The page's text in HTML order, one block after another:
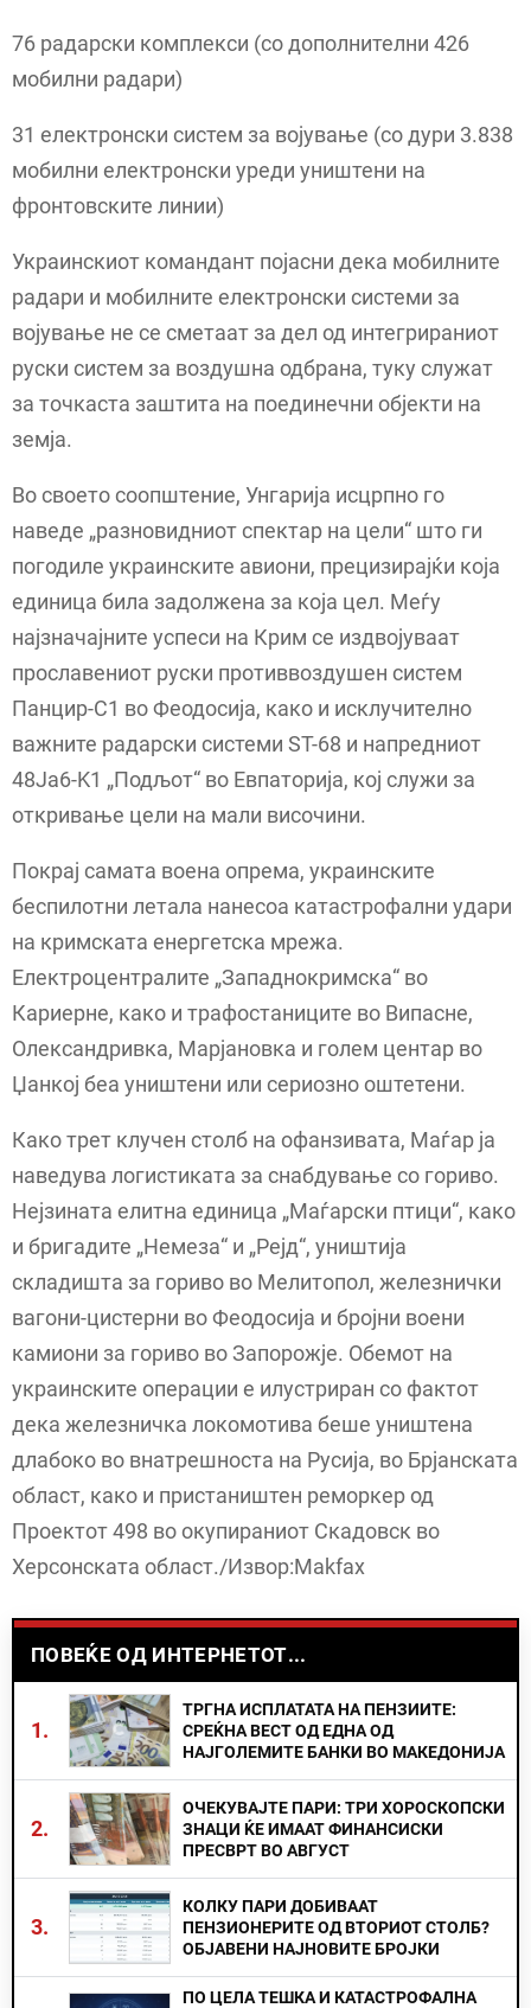
76 радарски комплекси (со дополнителни 426
мобилни радари)
31 електронски систем за војување (со дури 3.838
мобилни електронски уреди уништени на
фронтовските линии)
Украинскиот командант појасни дека мобилните
радари и мобилните електронски системи за
војување не се сметаат за дел од интегрираниот
руски систем за воздушна одбрана, туку служат
за точкаста заштита на поединечни објекти на
земја.
Во своето соопштение, Унгарија исцрпно го
наведе „разновидниот спектар на цели“ што ги
погодиле украинските авиони, прецизирајќи која
единица била задолжена за која цел. Меѓу
најзначајните успеси на Крим се издвојуваат
прославениот руски противвоздушен систем
Панцир-С1 во Феодосија, како и исклучително
важните радарски системи ST-68 и напредниот
48Ja6-K1 „Подљот“ во Евпаторија, кој служи за
откривање цели на мали височини.
Покрај самата воена опрема, украинските
беспилотни летала нанесоа катастрофални удари
на кримската енергетска мрежа.
Електроцентралите „Западнокримска“ во
Кариерне, како и трафостаниците во Випасне,
Олександривка, Марјановка и голем центар во
Џанкој беа уништени или сериозно оштетени.
Како трет клучен столб на офанзивата, Маѓар ја
наведува логистиката за снабдување со гориво.
Нејзината елитна единица „Маѓарски птици“, како
и бригадите „Немеза“ и „Рејд“, уништија
складишта за гориво во Мелитопол, железнички
вагони-цистерни во Феодосија и бројни воени
камиони за гориво во Запорожје. Обемот на
украинските операции е илустриран со фактот
дека железничка локомотива беше уништена
длабоко во внатрешноста на Русија, во Брјанската
област, како и пристаништен реморкер од
Проектот 498 во окупираниот Скадовск во
Херсонската област./Извор:Makfax
ПОВЕЌЕ ОД ИНТЕРНЕТОТ...
1.
ТРГНА ИСПЛАТАТА НА ПЕНЗИИТЕ:
СРЕЌНА ВЕСТ ОД ЕДНА ОД
НАЈГОЛЕМИТЕ БАНКИ ВО МАКЕДОНИЈА
2.
ОЧЕКУВАЈТЕ ПАРИ: ТРИ ХОРОСКОПСКИ
ЗНАЦИ ЌЕ ИМААТ ФИНАНСИСКИ
ПРЕСВРТ ВО АВГУСТ
3.
КОЛКУ ПАРИ ДОБИВААТ
ПЕНЗИОНЕРИТЕ ОД ВТОРИОТ СТОЛБ?
ОБЈАВЕНИ НАЈНОВИТЕ БРОЈКИ
ПО ЦЕЛА ТЕШКА И КАТАСТРОФАЛНА